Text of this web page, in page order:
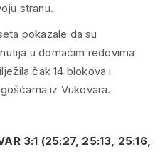
stranu.
pokazale da su
u domaćim redovima
čak 14 blokova i
iz Vukovara.
3:1 (25:27, 25:13, 25:16,